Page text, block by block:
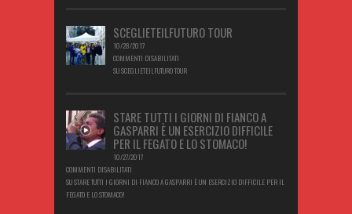
SCEGLIETEILFUTURO TOUR
10/28/2017
COMMENTI DISABILITATI
SU SCEGLIETEILFUTURO TOUR
STARE TUTTI I GIORNI DI FIANCO A
GASPARRI È UN ESERCIZIO DIFFICILE
PER IL FEGATO E LO STOMACO!
10/27/2017
COMMENTI DISABILITATI
SU STARE TUTTI I GIORNI DI FIANCO A GASPARRI È UN ESERCIZIO DIFFICILE PER IL
FEGATO E LO STOMACO!